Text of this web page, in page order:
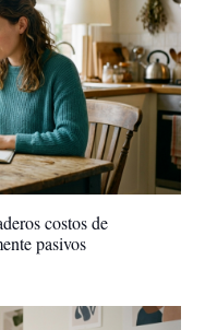
costos de
pasivos